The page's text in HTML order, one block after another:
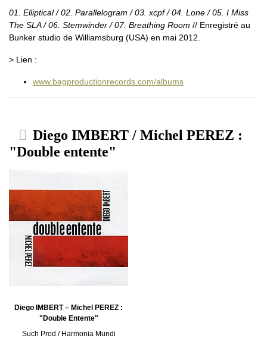
01. Elliptical / 02. Parallelogram / 03. xcpf / 04. Lone / 05. I Miss
The SLA / 06. Stemwinder / 07. Breathing Room // Enregistré au
Bunker studio de Williamsburg (USA) en mai 2012.
> Lien :
www.bagproductionrecords.com/albums
Diego IMBERT / Michel PEREZ :
"Double entente"
Diego IMBERT – Michel PEREZ :
"Double Entente"
Such Prod / Harmonia Mundi